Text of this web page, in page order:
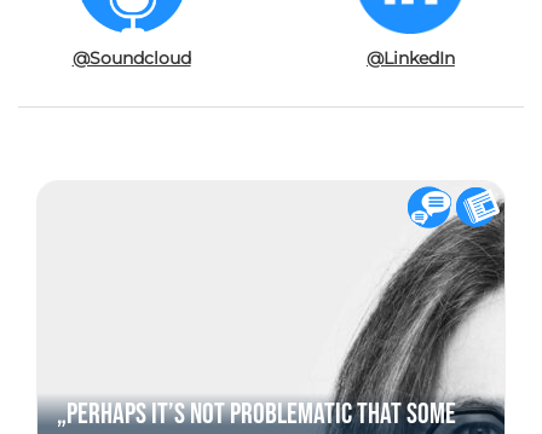
@Soundcloud @LinkedIn
„Perhaps it’s not problematic that some